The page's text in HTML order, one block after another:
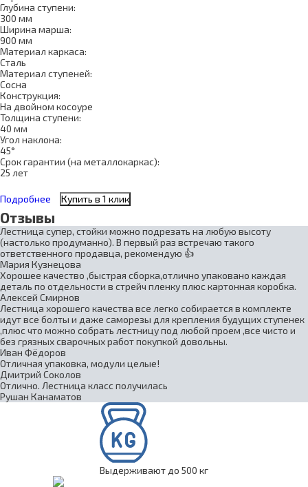
Глубина ступени:
300 мм
Ширина марша:
900 мм
Материал каркаса:
Сталь
Материал ступеней:
Сосна
Конструкция:
На двойном косоуре
Толщина ступени:
40 мм
Угол наклона:
45°
Срок гарантии (на металлокаркас):
25 лет
Подробнее Купить в 1 клик
Отзывы
Лестница супер, стойки можно подрезать на любую высоту
(настолько продуманно). В первый раз встречаю такого
ответственного продавца, рекомендую 👍
Мария Кузнецова
Хорошее качество ,быстрая сборка,отлично упаковано каждая
деталь по отдельности в стрейч пленку плюс картонная коробка.
Алексей Смирнов
Лестница хорошего качества все легко собирается в комплекте
идут все болты и даже саморезы для крепления будущих ступенек
,плюс что можно собрать лестницу под любой проем ,все чисто и
без грязных сварочных работ покупкой довольны.
Иван Фёдоров
Отличная упаковка, модули целые!
Дмитрий Соколов
Отлично. Лестница класс получилась
Рушан Канаматов
Выдерживают до 500 кг